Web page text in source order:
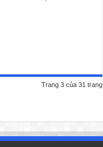
Trang 3 của 31 trang